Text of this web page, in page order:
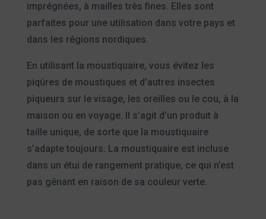
imprégnées, à mailles très fines. Elles sont
parfaites pour une utilisation dans votre pays et
dans les régions nordiques.
En utilisant la moustiquaire, vous évitez les
piqûres de moustiques et d’autres insectes
piqueurs sur le visage, les oreilles ou le cou, à la
maison ou en voyage. Il s’agit d’un produit à
taille unique, de sorte que la moustiquaire
s’adapte toujours. La moustiquaire est incluse
dans un étui de rangement pratique, ce qui n’est
pas gênant en raison de sa couleur verte.